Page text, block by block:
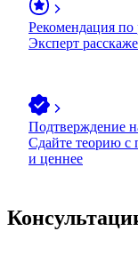
Рекомендация по
Эксперт
Подтверждение
Сдайте теорию с
и ценнее